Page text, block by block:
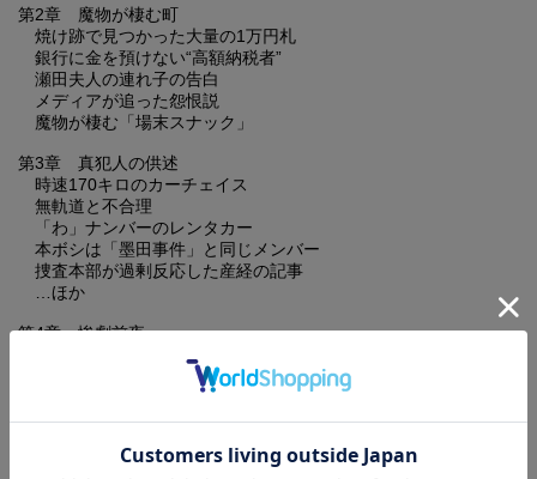
第2章 魔物が棲む町
焼け跡で見つかった大量の1万円札
銀行に金を預けない“高額納税者”
瀬田夫人の連れ子の告白
メディアが追った怨恨説
魔物が棲む「場末スナック」
第3章 真犯人の供述
時速170キロのカーチェイス
無軌道と不合理
「わ」ナンバーのレンタカー
本ボシは「墨田事件」と同じメンバー
捜査本部が過剰反応した産経の記事
…ほか
第4章 惨劇前夜
日中混成グループの結成
取り分は「日本人が3割、中国人が7割」